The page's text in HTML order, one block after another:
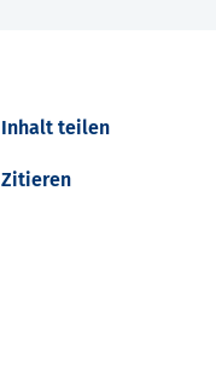
Inhalt teilen
Zitieren